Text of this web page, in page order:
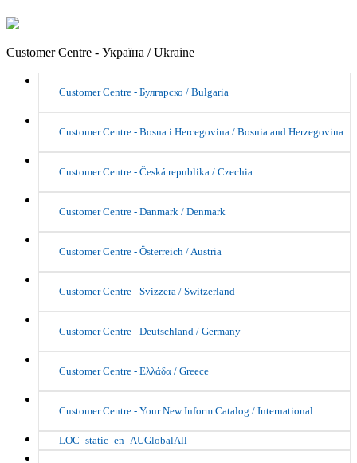
Customer Centre - Україна / Ukraine
Customer Centre - Булгарско / Bulgaria
Customer Centre - Bosna i Hercegovina / Bosnia and Herzegovina
Customer Centre - Česká republika / Czechia
Customer Centre - Danmark / Denmark
Customer Centre - Österreich / Austria
Customer Centre - Svizzera / Switzerland
Customer Centre - Deutschland / Germany
Customer Centre - Ελλάδα / Greece
Customer Centre - Your New Inform Catalog / International
LOC_static_en_AUGlobalAll